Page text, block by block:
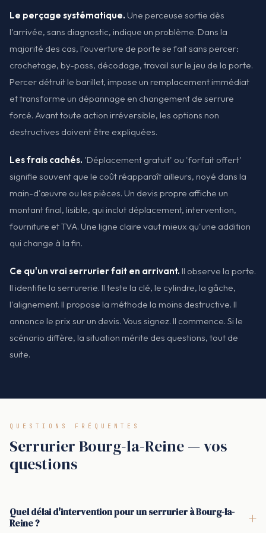
Le perçage systématique. Une perceuse sortie dès
l'arrivée, sans diagnostic, indique un problème. Dans la
majorité des cas, l'ouverture de porte se fait sans percer:
crochetage, by-pass, décodage, travail sur le jeu de la porte.
Percer détruit le barillet, impose un remplacement immédiat
et transforme un dépannage en changement de serrure
forcé. Avant toute action irréversible, les options non
destructives doivent être expliquées.
Les frais cachés. 'Déplacement gratuit' ou 'forfait offert'
signifie souvent que le coût réapparaît ailleurs, noyé dans la
main-d'œuvre ou les pièces. Un devis propre affiche un
montant final, lisible, qui inclut déplacement, intervention,
fourniture et TVA. Une ligne claire vaut mieux qu'une addition
qui change à la fin.
Ce qu'un vrai serrurier fait en arrivant. Il observe la porte.
Il identifie la serrurerie. Il teste la clé, le cylindre, la gâche,
l'alignement. Il propose la méthode la moins destructive. Il
annonce le prix sur un devis. Vous signez. Il commence. Si le
scénario diffère, la situation mérite des questions, tout de
suite.
QUESTIONS FRÉQUENTES
Serrurier Bourg-la-Reine — vos
questions
Quel délai d'intervention pour un serrurier à Bourg-la-
Reine ?
+